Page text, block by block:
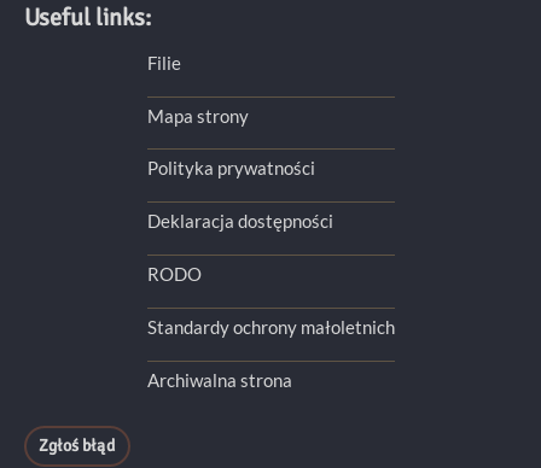
Useful links:
Filie
Mapa strony
Polityka prywatności
Deklaracja dostępności
RODO
Standardy ochrony małoletnich
Archiwalna strona
Zgłoś błąd